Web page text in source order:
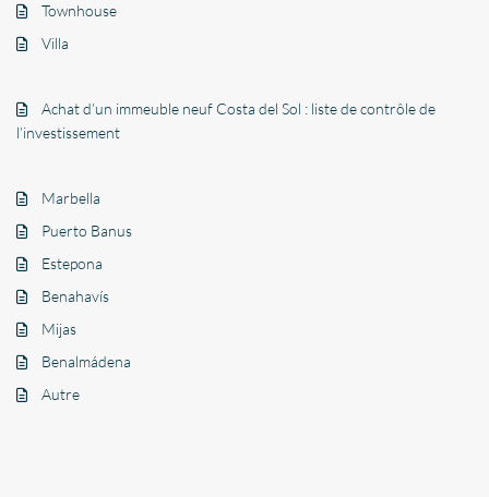
Townhouse
Villa
Achat d’un immeuble neuf Costa del Sol : liste de contrôle de
l’investissement
Marbella
Puerto Banus
Estepona
Benahavís
Mijas
Benalmádena
Autre